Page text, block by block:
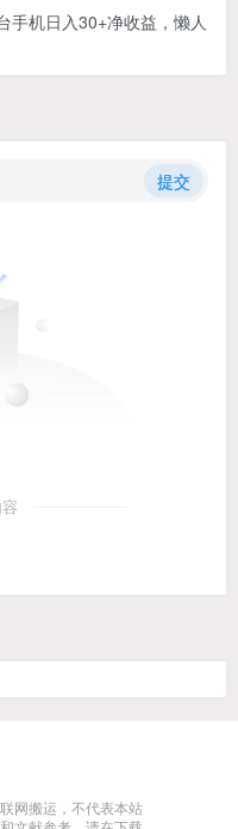
手机日入30+净收益，懒人
提交
网搬运，不代表本站